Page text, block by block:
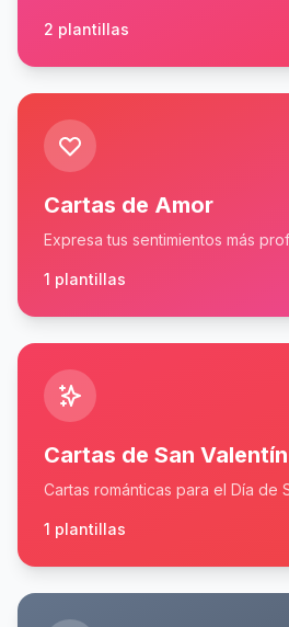
2 plantillas
Cartas de Amor
Expresa tus sentimientos más
1 plantillas
Cartas de San Valentín
Cartas románticas para el Día de
1 plantillas